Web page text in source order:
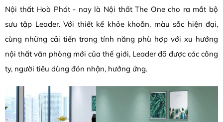
Nội thất Hoà Phát - nay là Nội thất The One cho ra mắt bộ
sưu tập Leader. Với thiết kế khỏe khoắn, màu sắc hiện đại,
cùng những cải tiến trong tính năng phù hợp với xu hướng
nội thất văn phòng mới của thế giới, Leader đã được các công
ty, người tiêu dùng đón nhận, hưởng ứng.